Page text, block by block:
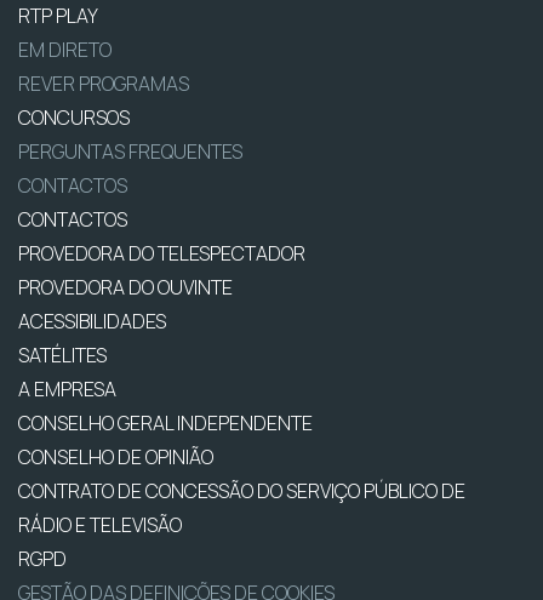
RTP PLAY
EM DIRETO
REVER PROGRAMAS
CONCURSOS
PERGUNTAS FREQUENTES
CONTACTOS
CONTACTOS
PROVEDORA DO TELESPECTADOR
PROVEDORA DO OUVINTE
ACESSIBILIDADES
SATÉLITES
A EMPRESA
CONSELHO GERAL INDEPENDENTE
CONSELHO DE OPINIÃO
CONTRATO DE CONCESSÃO DO SERVIÇO PÚBLICO DE
RÁDIO E TELEVISÃO
RGPD
GESTÃO DAS DEFINIÇÕES DE COOKIES